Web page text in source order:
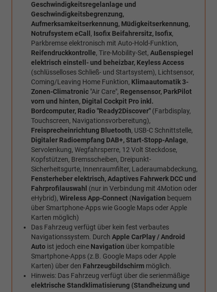
Geschwindigkeitsregelanlage und
Geschwindigkeitsbegrenzung,
Aufmerksamkeitserkennung, Müdigkeitserkennung,
Notrufsystem eCall , Isofix Beifahrersitz, Isofix,
Parkbremse elektronisch mit Auto-Hold-Funktion,
Reifendruckkontrolle, Tire-Mobility-Set, Außenspiegel
elektrisch einstell- und beheizbar, Keyless Access
(schlüsselloses Schließ- und Startsystem), Lichtsensor,
Coming/Leaving Home Funktion, Klimaautomatik 3-
Zonen-Climatronic "Air Care", Regensensor, ParkPilot
vorn und hinten, Digital Cockpit Pro inkl.
Bordcomputer, Radio"Ready2Discover" (Farbdisplay,
Touchscreen, Navigationsvorbereitung),
Freisprecheinrichtung Bluetooth, USB-C Schnittstelle,
Digitaler Radioempfang DAB+, Start-Stopp-Anlage,
Servolenkung, Wegfahrsperre, 12 Volt Steckdose,
Kopfstützen, Bremsscheiben, Dreipunkt-
Sicherheitsgurte, Innenraumfilter, Laderaumabdeckung,
Fensterheber elektrisch, Adaptives Fahrwerk DCC und
Fahrprofilauswahl (nur in Verbindung mit 4Motion oder
eHybrid), Wireless App-Connect (Navigation bequem
über Smartphone-Apps wie Google Maps oder Apple
Karten möglich)
Das Fahrzeug verfügt über kein fest verbautes
Navigationssystem. Durch Apple CarPlay / Android
Auto ist jedoch eine Navigation über kompatible
Smartphone-Apps (z.B. Google Maps oder Apple
Karten) über den Fahrzeugbildschirm möglich.
Hinweis: Das Fahrzeug verfügt über die serienmäßige
elektrische Standklimatisierung (Standheizung und